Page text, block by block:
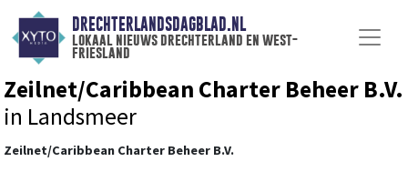
DRECHTERLANDSDAGBLAD.NL
lokaal nieuws drechterland en west-
friesland
Zeilnet/Caribbean Charter Beheer B.V.
in Landsmeer
Zeilnet/Caribbean Charter Beheer B.V.